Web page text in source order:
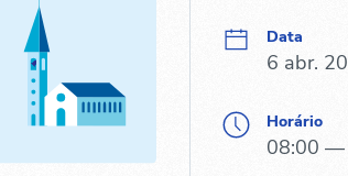
Data
6 abr.
Horário
08:00 —